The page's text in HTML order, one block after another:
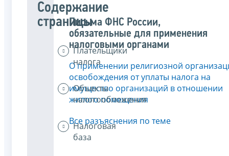
Содержание
страницы
Плательщики
налога
Объекты
налогообложения
Налоговая
база
Письма ФНС России,
обязательные для применения
налоговыми органами
О применении религиозной
освобождения от уплаты налога на
имущество организаций в отношении
жилого помещения
Все разъяснения по теме